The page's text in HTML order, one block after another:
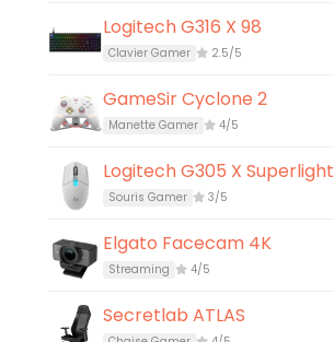
Logitech G316 X 98
Clavier Gamer 2.5/5
GameSir Cyclone 2
Manette Gamer 4/5
Logitech G305 X Superlight
Souris Gamer 3/5
Elgato Facecam 4K
Streaming 4/5
Secretlab ATLAS